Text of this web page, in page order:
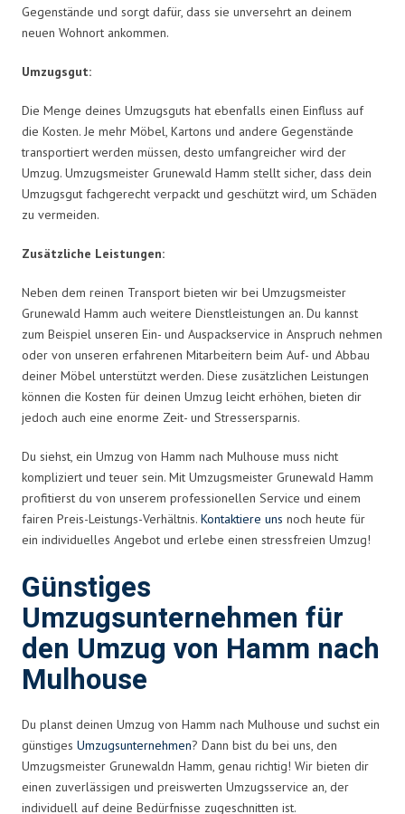
Gegenstände und sorgt dafür, dass sie unversehrt an deinem
neuen Wohnort ankommen.
Umzugsgut:
Die Menge deines Umzugsguts hat ebenfalls einen Einfluss auf
die Kosten. Je mehr Möbel, Kartons und andere Gegenstände
transportiert werden müssen, desto umfangreicher wird der
Umzug. Umzugsmeister Grunewald Hamm stellt sicher, dass dein
Umzugsgut fachgerecht verpackt und geschützt wird, um Schäden
zu vermeiden.
Zusätzliche Leistungen:
Neben dem reinen Transport bieten wir bei Umzugsmeister
Grunewald Hamm auch weitere Dienstleistungen an. Du kannst
zum Beispiel unseren Ein- und Auspackservice in Anspruch nehmen
oder von unseren erfahrenen Mitarbeitern beim Auf- und Abbau
deiner Möbel unterstützt werden. Diese zusätzlichen Leistungen
können die Kosten für deinen Umzug leicht erhöhen, bieten dir
jedoch auch eine enorme Zeit- und Stressersparnis.
Du siehst, ein Umzug von Hamm nach Mulhouse muss nicht
kompliziert und teuer sein. Mit Umzugsmeister Grunewald Hamm
profitierst du von unserem professionellen Service und einem
fairen Preis-Leistungs-Verhältnis. Kontaktiere uns noch heute für
ein individuelles Angebot und erlebe einen stressfreien Umzug!
Günstiges
Umzugsunternehmen für
den Umzug von Hamm nach
Mulhouse
Du planst deinen Umzug von Hamm nach Mulhouse und suchst ein
günstiges Umzugsunternehmen? Dann bist du bei uns, den
Umzugsmeister Grunewaldn Hamm, genau richtig! Wir bieten dir
einen zuverlässigen und preiswerten Umzugsservice an, der
individuell auf deine Bedürfnisse zugeschnitten ist.